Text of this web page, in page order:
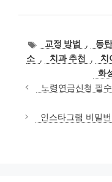
태교정 방법 , 동
소 , 치과 추천 , 치
화
노령연금신청 필
인스타그램 비밀